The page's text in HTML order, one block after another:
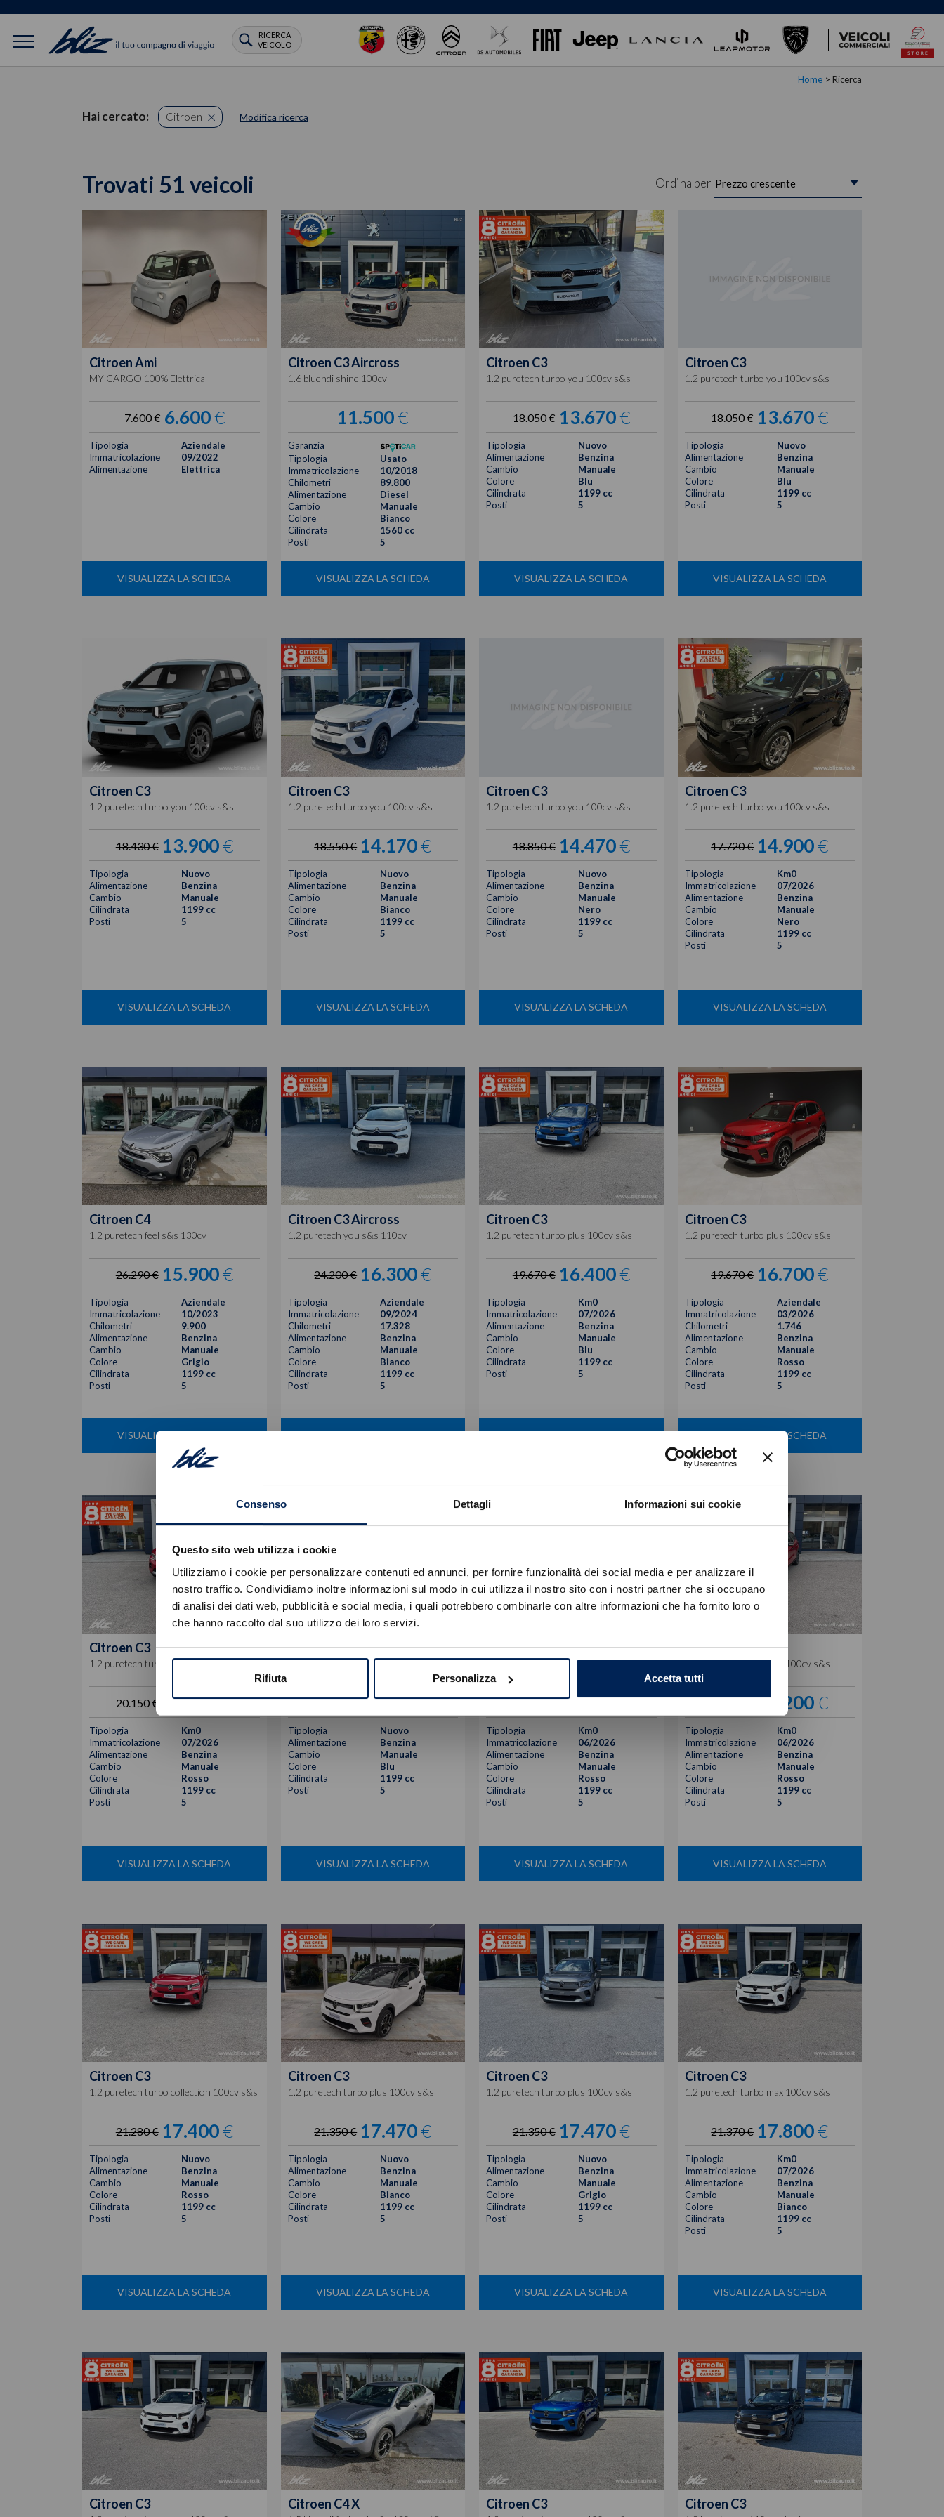
Consenso Dettagli Informazioni sui cookie
Questo sito web utilizza i cookie
Utilizziamo i cookie per personalizzare contenuti ed annunci, per fornire funzionalità dei social media e per analizzare il
nostro traffico. Condividiamo inoltre informazioni sul modo in cui utilizza il nostro sito con i nostri partner che si occupano
di analisi dei dati web, pubblicità e social media, i quali potrebbero combinarle con altre informazioni che ha fornito loro o
che hanno raccolto dal suo utilizzo dei loro servizi.
Rifiuta Personalizza Accetta tutti
RICERCA
VEICOLO
Home > Ricerca
Hai cercato: Citroen Modifica ricerca
Trovati 51 veicoli Ordina per
CitroenAmi
MY CARGO 100% Elettrica
7.600 € 6.600€
Tipologia
Aziendale
Immatricolazione
09/2022
Alimentazione
Elettrica
VISUALIZZA LA SCHEDA
Citroen C3 Aircross
1.6 bluehdi shine 100cv
11.500€
Garanzia
Tipologia
Usato
Immatricolazione
10/2018
Chilometri
89.800
Alimentazione
Diesel
Cambio
Manuale
Colore
Bianco
Cilindrata
1560 cc
Posti
5
VISUALIZZA LA SCHEDA
Citroen C3
1.2 puretech turbo you 100cv s&s
18.050 € 13.670€
Tipologia
Nuovo
Alimentazione
Benzina
Cambio
Manuale
Colore
Blu
Cilindrata
1199 cc
Posti
5
VISUALIZZA LA SCHEDA
Citroen C3
1.2 puretech turbo you 100cv s&s
18.050 € 13.670€
Tipologia
Nuovo
Alimentazione
Benzina
Cambio
Manuale
Colore
Blu
Cilindrata
1199 cc
Posti
5
VISUALIZZA LA SCHEDA
Citroen C3
1.2 puretech turbo you 100cv s&s
18.430 € 13.900€
Tipologia
Nuovo
Alimentazione
Benzina
Cambio
Manuale
Cilindrata
1199 cc
Posti
5
VISUALIZZA LA SCHEDA
Citroen C3
1.2 puretech turbo you 100cv s&s
18.550 € 14.170€
Tipologia
Nuovo
Alimentazione
Benzina
Cambio
Manuale
Colore
Bianco
Cilindrata
1199 cc
Posti
5
VISUALIZZA LA SCHEDA
Citroen C3
1.2 puretech turbo you 100cv s&s
18.850 € 14.470€
Tipologia
Nuovo
Alimentazione
Benzina
Cambio
Manuale
Colore
Nero
Cilindrata
1199 cc
Posti
5
VISUALIZZA LA SCHEDA
Citroen C3
1.2 puretech turbo you 100cv s&s
17.720 € 14.900€
Tipologia
Km0
Immatricolazione
07/2026
Alimentazione
Benzina
Cambio
Manuale
Colore
Nero
Cilindrata
1199 cc
Posti
5
VISUALIZZA LA SCHEDA
Citroen C4
1.2 puretech feel s&s 130cv
26.290 € 15.900€
Tipologia
Aziendale
Immatricolazione
10/2023
Chilometri
9.900
Alimentazione
Benzina
Cambio
Manuale
Colore
Grigio
Cilindrata
1199 cc
Posti
5
VISUALIZZA LA SCHEDA
Citroen C3 Aircross
1.2 puretech you s&s 110cv
24.200 € 16.300€
Tipologia
Aziendale
Immatricolazione
09/2024
Chilometri
17.328
Alimentazione
Benzina
Cambio
Manuale
Colore
Bianco
Cilindrata
1199 cc
Posti
5
Citroen C3
1.2 puretech turbo plus 100cv s&s
19.670 € 16.400€
Tipologia
Km0
Immatricolazione
07/2026
Alimentazione
Benzina
Cambio
Manuale
Colore
Blu
Cilindrata
1199 cc
Posti
5
Citroen C3
1.2 puretech turbo plus 100cv s&s
19.670 € 16.700€
Tipologia
Aziendale
Immatricolazione
03/2026
Chilometri
1.746
Alimentazione
Benzina
Cambio
Manuale
Colore
Rosso
Cilindrata
1199 cc
Posti
5
VISUALIZZA LA SCHEDA
Citroen C3
1.2 puretech turbo collection 100cv s&s
20.150 € 16.800€
Tipologia
Km0
Immatricolazione
07/2026
Alimentazione
Benzina
Cambio
Manuale
Colore
Rosso
Cilindrata
1199 cc
Posti
5
VISUALIZZA LA SCHEDA
CitroenC3
1.2 puretech turbo plus 100cv s&s
20.800 € 16.920€
Tipologia
Nuovo
Alimentazione
Benzina
Cambio
Manuale
Colore
Blu
Cilindrata
1199 cc
Posti
5
VISUALIZZA LA SCHEDA
CitroenC3
1.2 puretech turbo max 100cv s&s
21.570 € 17.200€
Tipologia
Km0
Immatricolazione
06/2026
Alimentazione
Benzina
Cambio
Manuale
Colore
Rosso
Cilindrata
1199 cc
Posti
5
VISUALIZZA LA SCHEDA
CitroenC3
1.2 puretech turbo max 100cv s&s
17.200€
Tipologia
Km0
Immatricolazione
06/2026
Alimentazione
Benzina
Cambio
Manuale
Colore
Rosso
Cilindrata
1199 cc
Posti
5
VISUALIZZA LA SCHEDA
Citroen C3
1.2 puretech turbo collection 100cv s&s
21.280 € 17.400€
Tipologia
Nuovo
Alimentazione
Benzina
Cambio
Manuale
Colore
Rosso
Cilindrata
1199 cc
Posti
5
VISUALIZZA LA SCHEDA
Citroen C3
1.2 puretech turbo plus 100cv s&s
21.350 € 17.470€
Tipologia
Nuovo
Alimentazione
Benzina
Cambio
Manuale
Colore
Bianco
Cilindrata
1199 cc
Posti
5
VISUALIZZA LA SCHEDA
Citroen C3
1.2 puretech turbo plus 100cv s&s
21.350 € 17.470€
Tipologia
Nuovo
Alimentazione
Benzina
Cambio
Manuale
Colore
Grigio
Cilindrata
1199 cc
Posti
5
VISUALIZZA LA SCHEDA
Citroen C3
1.2 puretech turbo max 100cv s&s
21.370 € 17.800€
Tipologia
Km0
Immatricolazione
07/2026
Alimentazione
Benzina
Cambio
Manuale
Colore
Bianco
Cilindrata
1199 cc
Posti
5
VISUALIZZA LA SCHEDA
Citroen C3 Citroen C4 X Citroen C3 Citroen C3
Errore
Caricamento veicoli non riuscito